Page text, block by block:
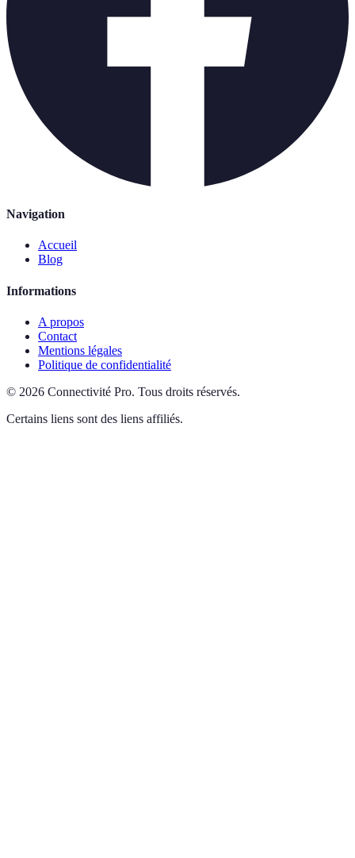
Navigation
Accueil
Blog
Informations
A propos
Contact
Mentions légales
Politique de confidentialité
© 2026 Connectivité Pro. Tous droits réservés.
Certains liens sont des liens affiliés.